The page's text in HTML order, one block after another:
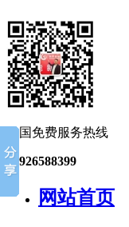
全国免费服务热线
13926588399
网站首页